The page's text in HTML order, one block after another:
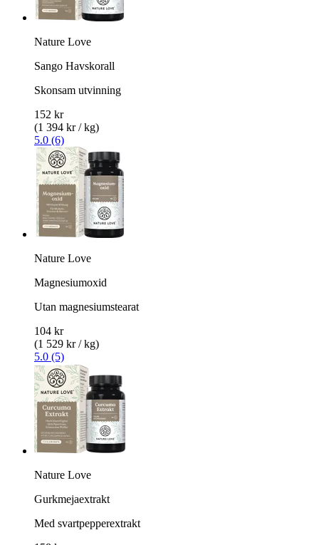
Nature Love
Sango Havskorall
Skonsam utvinning
152 kr
(1 394 kr / kg)
5.0 (6)
Nature Love
Magnesiumoxid
Utan magnesiumstearat
104 kr
(1 529 kr / kg)
5.0 (5)
Nature Love
Gurkmejaextrakt
Med svartpepperextrakt